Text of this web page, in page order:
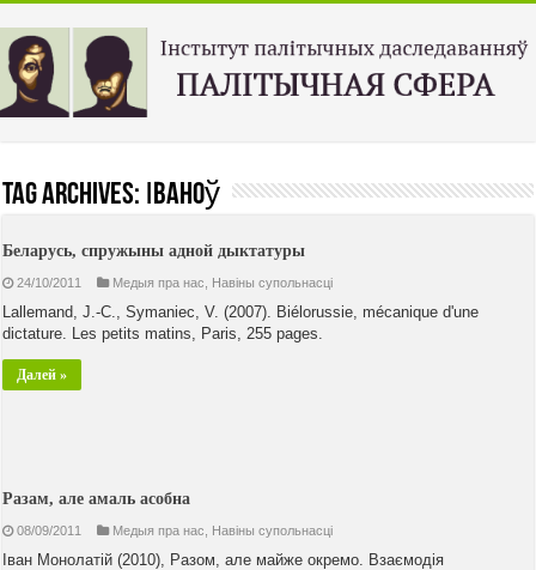
Tag Archives: Іваноў
Беларусь, спружыны адной дыктатуры
24/10/2011 Медыя пра нас Навiны супольнасцi
Lallemand, J.-C., Symaniec, V. (2007). Biélorussie, mécanique d'une
dictature. Les petits matins, Paris, 255 pages.
Далей »
Разам, але амаль асобна
08/09/2011 Медыя пра нас Навiны супольнасцi
Іван Монолатій (2010), Разом, але майже окремо. Взаємодія